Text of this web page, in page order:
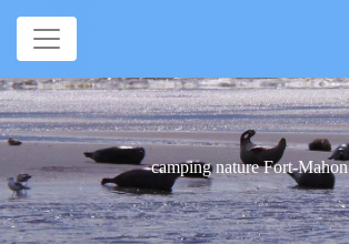
Panneau de gestion des cookies
camping nature Fort-Mahon